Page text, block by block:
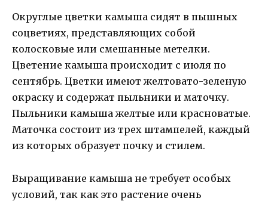
Округлые цветки камыша сидят в пышных
соцветиях, представляющих собой
колосковые или смешанные метелки.
Цветение камыша происходит с июля по
сентябрь. Цветки имеют желтовато-зеленую
окраску и содержат пыльники и маточку.
Пыльники камыша желтые или красноватые.
Маточка состоит из трех штампелей, каждый
из которых образует почку и стилем.
Выращивание камыша не требует особых
условий, так как это растение очень